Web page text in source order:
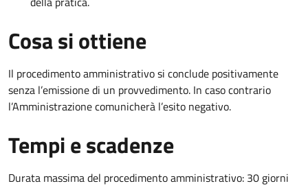
Cosa si ottiene
Il procedimento amministrativo si conclude positivamente
senza l’emissione di un provvedimento. In caso contrario
l’Amministrazione comunicherà l’esito negativo.
Tempi e scadenze
Durata massima del procedimento amministrativo: 30 giorni